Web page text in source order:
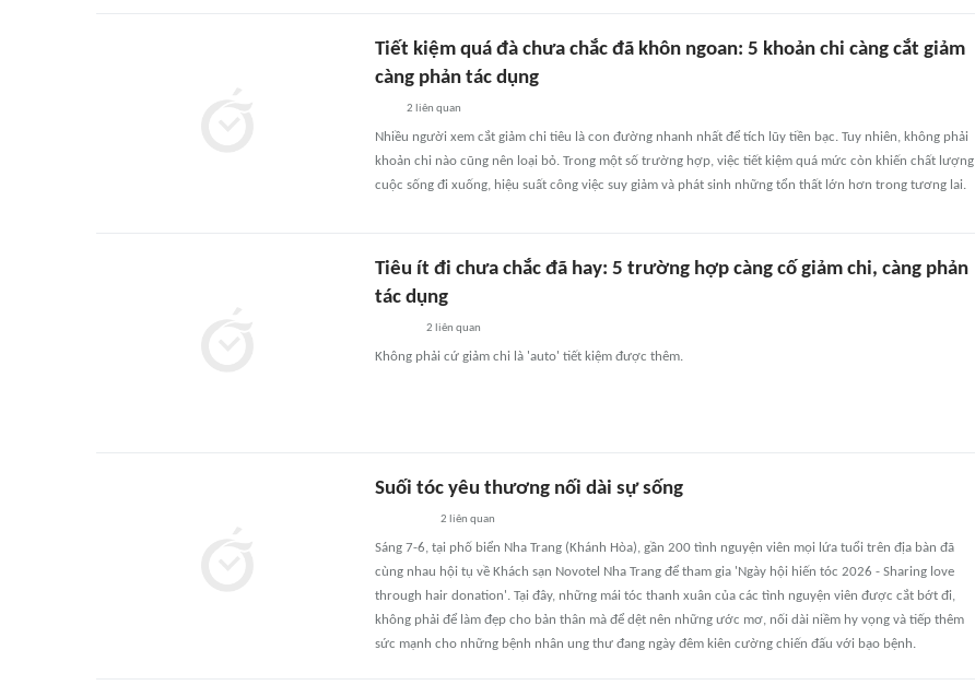
Tiết kiệm quá đà chưa chắc đã khôn ngoan: 5 khoản chi càng cắt giảm
càng phản tác dụng
2 liên quan
Nhiều người xem cắt giảm chi tiêu là con đường nhanh nhất để tích lũy tiền bạc. Tuy nhiên, không phải
khoản chi nào cũng nên loại bỏ. Trong một số trường hợp, việc tiết kiệm quá mức còn khiến chất lượng
cuộc sống đi xuống, hiệu suất công việc suy giảm và phát sinh những tổn thất lớn hơn trong tương lai.
Tiêu ít đi chưa chắc đã hay: 5 trường hợp càng cố giảm chi, càng phản
tác dụng
2 liên quan
Không phải cứ giảm chi là 'auto' tiết kiệm được thêm.
Suối tóc yêu thương nối dài sự sống
2 liên quan
Sáng 7-6, tại phố biển Nha Trang (Khánh Hòa), gần 200 tình nguyện viên mọi lứa tuổi trên địa bàn đã
cùng nhau hội tụ về Khách sạn Novotel Nha Trang để tham gia 'Ngày hội hiến tóc 2026 - Sharing love
through hair donation'. Tại đây, những mái tóc thanh xuân của các tình nguyện viên được cắt bớt đi,
không phải để làm đẹp cho bản thân mà để dệt nên những ước mơ, nối dài niềm hy vọng và tiếp thêm
sức mạnh cho những bệnh nhân ung thư đang ngày đêm kiên cường chiến đấu với bạo bệnh.